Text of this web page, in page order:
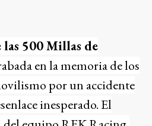
500 Millas de
en la memoria de los
por un accidente
inesperado. El